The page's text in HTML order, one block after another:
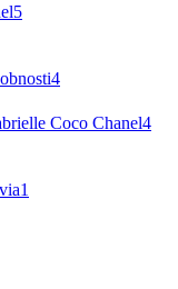
5
4
Coco Chanel4
1